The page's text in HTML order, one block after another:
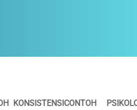
KONSISTENSICONTOH